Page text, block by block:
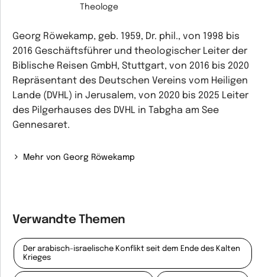
Theologe
Georg Röwekamp, geb. 1959, Dr. phil., von 1998 bis
2016 Geschäftsführer und theologischer Leiter der
Biblische Reisen GmbH, Stuttgart, von 2016 bis 2020
Repräsentant des Deutschen Vereins vom Heiligen
Lande (DVHL) in Jerusalem, von 2020 bis 2025 Leiter
des Pilgerhauses des DVHL in Tabgha am See
Gennesaret.
Mehr von Georg Röwekamp
Verwandte Themen
Der arabisch-israelische Konflikt seit dem Ende des Kalten
Krieges